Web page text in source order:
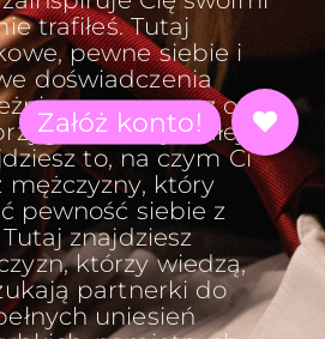
trafiłeś. Tutaj
pewne siebie i
doświadczenia
czy marzysz o
czy stałej
to, na czym Ci
mężczyzny, który
pewność siebie z
znajdziesz
którzy wiedzą,
partnerki do
uniesień